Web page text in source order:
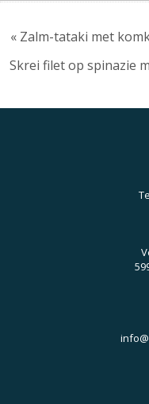
« Zalm-tataki met
Skrei filet op spinazie